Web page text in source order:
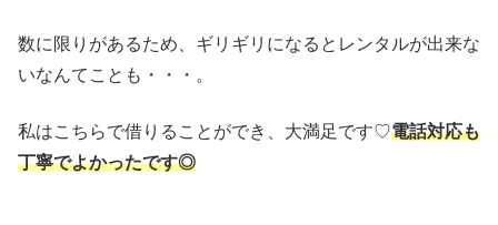
数に限りがあるため、ギリギリになるとレンタルが出来な
いなんてことも・・・。
私はこちらで借りることができ、大満足です♡電話対応も
丁寧でよかったです◎